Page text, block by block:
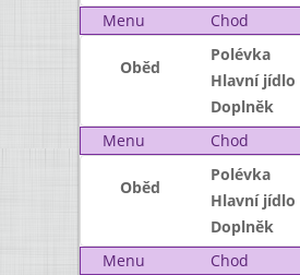
Menu
Chod
Oběd
Polévka
Hlavní jídlo
Doplněk
Menu
Chod
Oběd
Polévka
Hlavní jídlo
Doplněk
Menu
Chod